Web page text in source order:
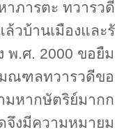
ารตะ ทวารวดี
วบ้านเมืองแล
พ.ศ. 2000 ขอยื
ณฑลทวารวดีขอ
มหากษัตริย์มาก
จึงมีความหมาย